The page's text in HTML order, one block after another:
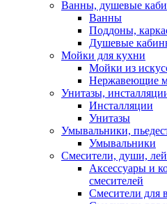
Ванны, душевые
Ванны
Поддоны,
Душевые
Мойки для кухни
Мойки из
Нержавеющие
Унитазы,
Инсталляции
Унитазы
Умывальники,
Умывальники
Смесители, души,
Аксессуары и
смесителей
Смесители для